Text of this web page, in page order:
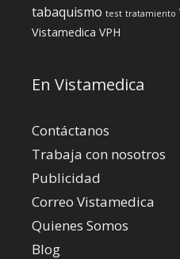
tabaquismo test tratamiento
Vistamedica VPH
En Vistamedica
Contáctanos
Trabaja con nosotros
Publicidad
Correo Vistamedica
Quienes Somos
Blog